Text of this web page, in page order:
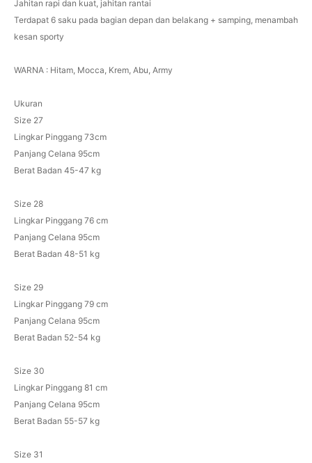
Jahitan rapi dan kuat, jahitan rantai
Terdapat 6 saku pada bagian depan dan belakang + samping, menambah
kesan sporty
WARNA : Hitam, Mocca, Krem, Abu, Army
Ukuran
Size 27
Lingkar Pinggang 73cm
Panjang Celana 95cm
Berat Badan 45-47 kg
Size 28
Lingkar Pinggang 76 cm
Panjang Celana 95cm
Berat Badan 48-51 kg
Size 29
Lingkar Pinggang 79 cm
Panjang Celana 95cm
Berat Badan 52-54 kg
Size 30
Lingkar Pinggang 81 cm
Panjang Celana 95cm
Berat Badan 55-57 kg
Size 31